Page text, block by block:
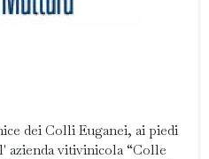
dei Colli Euganei, ai piedi
azienda vitivinicola “Colle